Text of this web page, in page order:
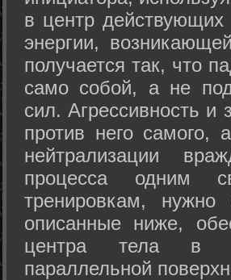
в центр действующих
энергии,
получается так, что
само собой, а не
сил. Агрессивность
против него самого,
нейтрализации
процесса одним
тренировкам, нужно
описанные ниже,
центра тела в
параллельной